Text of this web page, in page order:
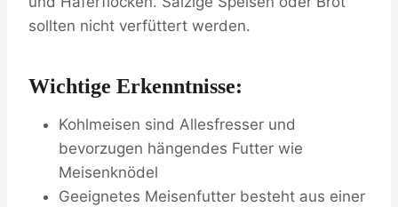
sollten nicht verfüttert werden.
Wichtige Erkenntnisse:
Kohlmeisen sind Allesfresser und
bevorzugen hängendes Futter wie
Meisenknödel
Geeignetes Meisenfutter besteht aus einer